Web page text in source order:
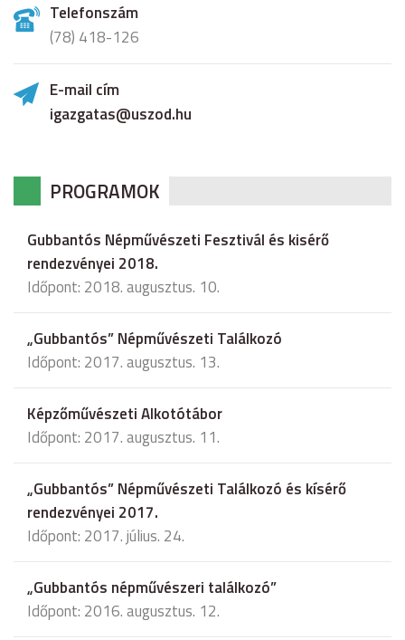
Telefonszám
(78) 418-126
E-mail cím
igazgatas@uszod.hu
PROGRAMOK
Gubbantós Népművészeti Fesztivál és kisérő
rendezvényei 2018.
Időpont: 2018. augusztus. 10.
„Gubbantós” Népművészeti Találkozó
Időpont: 2017. augusztus. 13.
Képzőművészeti Alkotótábor
Időpont: 2017. augusztus. 11.
„Gubbantós” Népművészeti Találkozó és kísérő
rendezvényei 2017.
Időpont: 2017. július. 24.
„Gubbantós népművészeri találkozó”
Időpont: 2016. augusztus. 12.